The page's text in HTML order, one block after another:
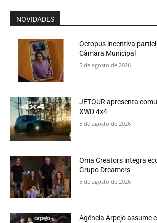
NOVIDADES
Octopus incentiva
Câmara Municipal
5 de agosto de 2026
JETOUR apresenta
XWD 4×4
5 de agosto de 2026
Oma Creators integra
Grupo Dreamers
5 de agosto de 2026
Agência Arpejo assume